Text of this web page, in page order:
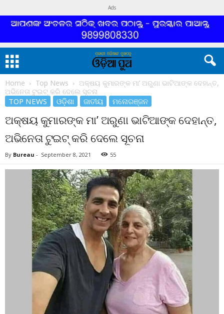
Ads
Home Top News
ଅକ୍ଷୟ କୁମାରଙ୍କ ମା’ ଅରୁଣା ଭାଟିଆଙ୍କ ଦେହାନ୍ତ,
ଅଭିନେତା ଟୁଇଟ୍ କରି ଦେଲେ ସୂଚନା
TOP NEWS ଓଡ଼ିଶା ଜାତୀୟ ମନୋରଞ୍ଜନ
ଅକ୍ଷୟ କୁମାରଙ୍କ ମା’ ଅରୁଣା ଭାଟିଆଙ୍କ ଦେହାନ୍ତ,
ଅଭିନେତା ଟୁଇଟ୍ କରି ଦେଲେ ସୂଚନା
By Bureau - September 8, 2021 55